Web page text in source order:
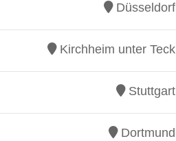
Düsseldorf
Kirchheim unter Teck
Stuttgart
Dortmund